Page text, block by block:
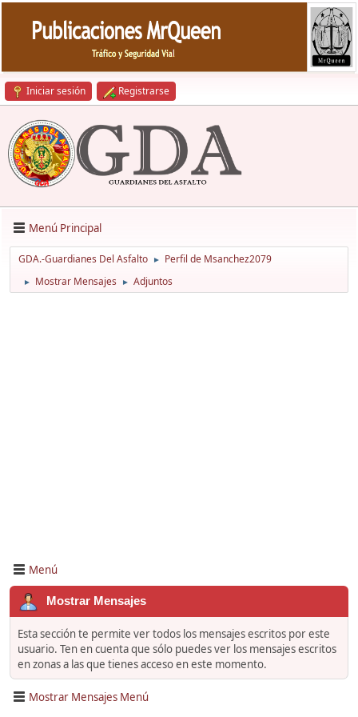
Iniciar sesión Registrarse
Menú Principal
GDA.-Guardianes Del Asfalto ► Perfil de Msanchez2079
► Mostrar Mensajes ► Adjuntos
Menú
Mostrar Mensajes
Esta sección te permite ver todos los mensajes escritos por este
usuario. Ten en cuenta que sólo puedes ver los mensajes escritos
en zonas a las que tienes acceso en este momento.
Mostrar Mensajes Menú